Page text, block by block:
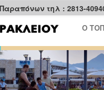
τηλ : 2813-
Ο